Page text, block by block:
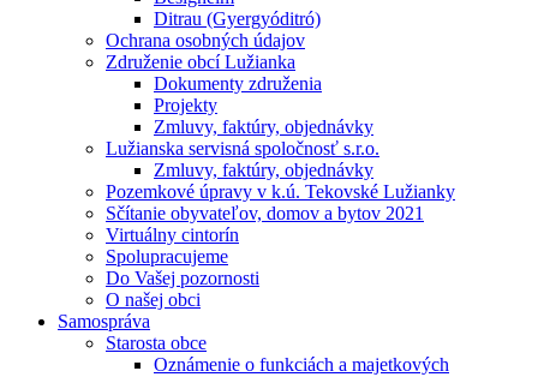
Ditrau (Gyergyóditró)
Ochrana osobných údajov
Združenie obcí Lužianka
Dokumenty združenia
Projekty
Zmluvy, faktúry, objednávky
Lužianska servisná spoločnosť s.r.o.
Zmluvy, faktúry, objednávky
Pozemkové úpravy v k.ú. Tekovské Lužianky
Sčítanie obyvateľov, domov a bytov 2021
Virtuálny cintorín
Spolupracujeme
Do Vašej pozornosti
O našej obci
Samospráva
Starosta obce
Oznámenie o funkciách a majetkových